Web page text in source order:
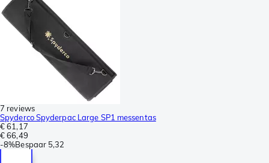
7 reviews
Spyderco Spyderpac Large SP1 messentas
€ 61,17
€ 66,49
-8%Bespaar 5,32